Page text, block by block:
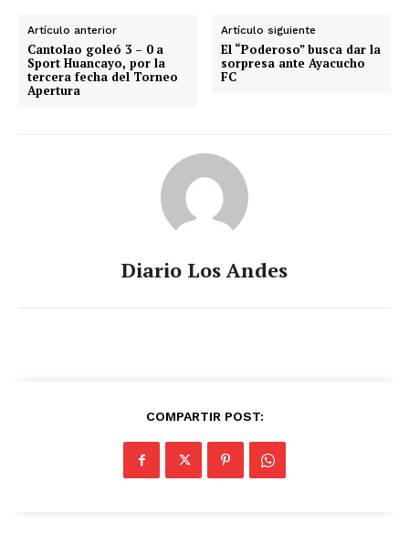
Artículo anterior
Cantolao goleó 3 – 0 a
Sport Huancayo, por la
tercera fecha del Torneo
Apertura
Artículo siguiente
El “Poderoso” busca dar la
sorpresa ante Ayacucho
FC
Diario Los Andes
COMPARTIR POST: